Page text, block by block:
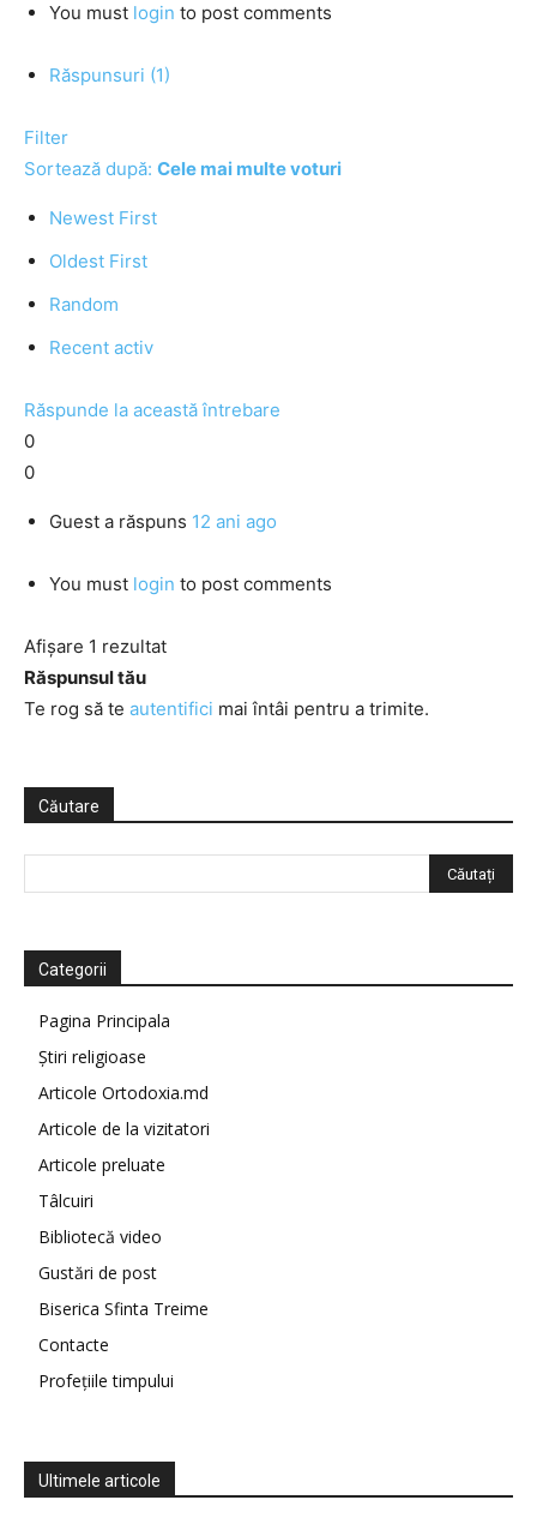
You must login to post comments
Răspunsuri (1)
Filter
Sortează după: Cele mai multe voturi
Newest First
Oldest First
Random
Recent activ
Răspunde la această întrebare
0
0
Guest a răspuns 12 ani ago
You must login to post comments
Afișare 1 rezultat
Răspunsul tău
Te rog să te autentifici mai întâi pentru a trimite.
Căutare
Categorii
Pagina Principala
Știri religioase
Articole Ortodoxia.md
Articole de la vizitatori
Articole preluate
Tâlcuiri
Bibliotecă video
Gustări de post
Biserica Sfinta Treime
Contacte
Profețiile timpului
Ultimele articole